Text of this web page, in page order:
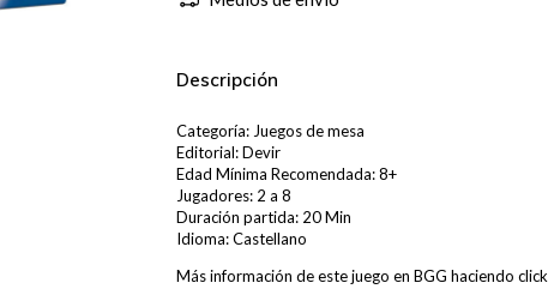
Descripción
Categoría: Juegos de mesa
Editorial: Devir
Edad Mínima Recomendada: 8+
Jugadores: 2 a 8
Duración partida: 20 Min
Idioma: Castellano
Más información de este juego en BGG haciendo click